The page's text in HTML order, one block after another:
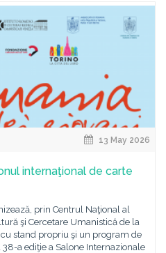
13 May 2026
internaţional de carte
prin Centrul Naţional al
şi Cercetare Umanistică de la
stand propriu şi un program de
a ediţie a Salone Internazionale